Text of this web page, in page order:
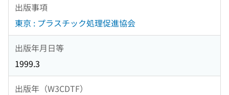
出版事項
東京 : プラスチック処理促進協会
出版年月日等
1999.3
出版年（W3CDTF）